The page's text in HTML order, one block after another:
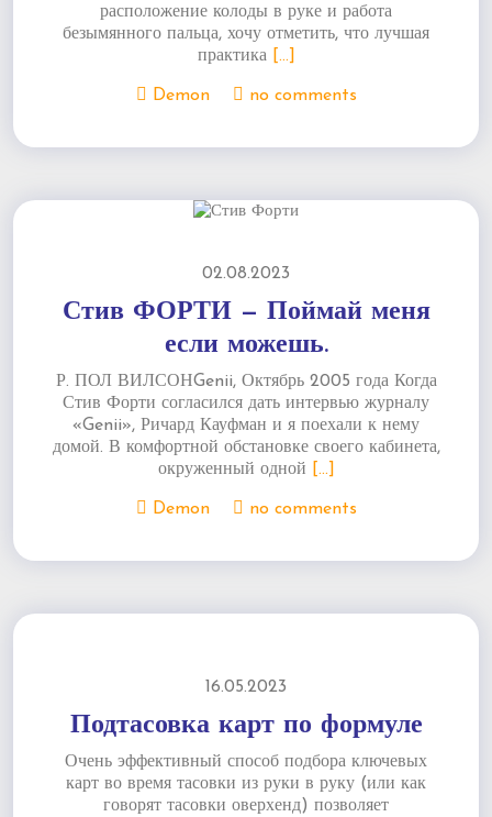
расположение колоды в руке и работа
безымянного пальца, хочу отметить, что лучшая
практика
[...]
Demon no comments
02.08.2023
Стив ФОРТИ — Поймай меня
если можешь.
Р. ПОЛ ВИЛСОНGenii, Октябрь 2005 года Когда
Стив Форти согласился дать интервью журналу
«Genii», Ричард Кауфман и я поехали к нему
домой. В комфортной обстановке своего кабинета,
окруженный одной
[...]
Demon no comments
16.05.2023
Подтасовка карт по формуле
Очень эффективный способ подбора ключевых
карт во время тасовки из руки в руку (или как
говорят тасовки оверхенд) позволяет